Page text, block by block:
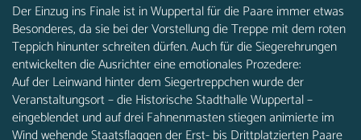
Der Einzug ins Finale ist in Wuppertal für die Paare immer etwas
Besonderes, da sie bei der Vorstellung die Treppe mit dem roten
Teppich hinunter schreiten dürfen. Auch für die Siegerehrungen
entwickelten die Ausrichter eine emotionales Prozedere:
Auf der Leinwand hinter dem Siegertreppchen wurde der
Veranstaltungsort – die Historische Stadthalle Wuppertal –
eingeblendet und auf drei Fahnenmasten stiegen animierte im
Wind wehende Staatsflaggen der Erst- bis Drittplatzierten Paare